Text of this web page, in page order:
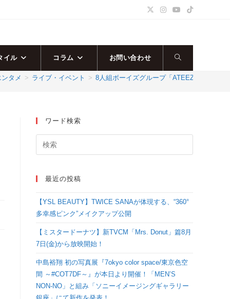
イル コラム お問い合わせ ウ
サ
検
索
を
ンタメ > ライブ・イベント > 8人組ボーイズグループ「ATEEZ(エイティ
ワード検索
最近の投稿
【YSL BEAUTY】TWICE SANAが体現する、“360°
多幸感ピンク”メイクアップ公開
【ミスタードーナツ】新TVCM「Mrs. Donut」篇8月
7日(金)から放映開始！
中島裕翔 初の写真展『7okyo color space/東京色空
間 ～#COT7DF～』が本日より開催！「MEN’S
NON-NO」と組み「ソニーイメージングギャラリー